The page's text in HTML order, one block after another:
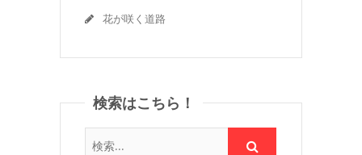
花が咲く道路
検索はこちら！